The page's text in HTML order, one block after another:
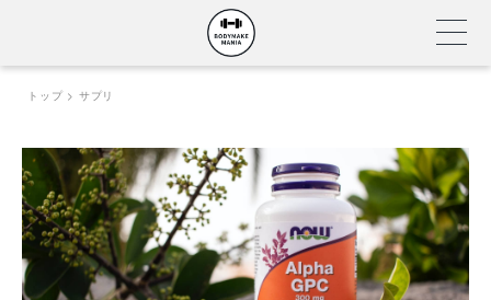
Skip
content
トップ サプリ